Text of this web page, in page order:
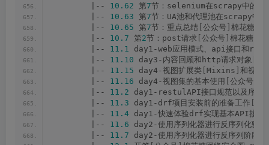
        |--
10.62 第7节：selenium在scrapy中的应
        |--
10.63 第7节：UA池和代理池在scrapy中的
        |--
10.65 第7节：重点总结 公众号 棉花糖网
        |--
10.7 第2节：post请求 公众号 棉花糖网
        |--
11.1 day1-web应用模式、api接口和rapi
        |--
11.10 day3-内容回顾和http请求对象
        |--
11.15 day4-视图扩展类 Mixins 和视图
        |--
11.16 day4-视图集的基本使用 公众号
        |--
11.2 day1-restulAPI接口规范以及序列
        |--
11.3 day1-drf项目安装前的准备工作
        |--
11.4 day1-快速体验drf实现基本API接口
        |--
11.6 day2-使用序列化器进行反序列化验证
        |--
11.7 day2-使用序列化器进行反序列阶段操